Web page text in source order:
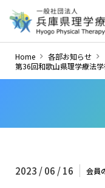
Home
各部お知らせ
第36回和歌山県理学療法
2023 / 06 / 16 会員